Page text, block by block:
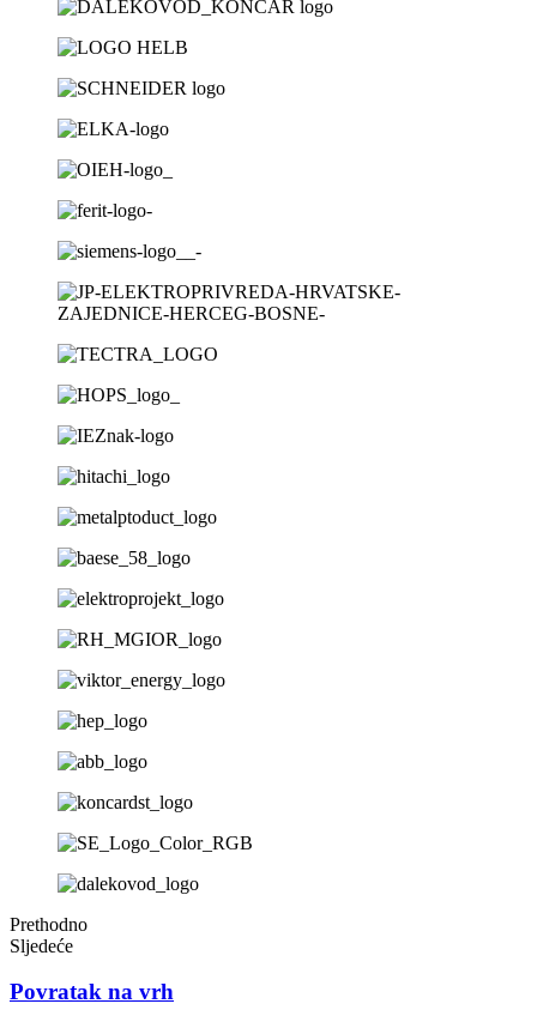
Prethodno
Sljedeće
Povratak na vrh